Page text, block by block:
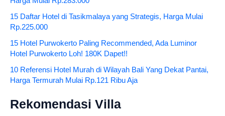
15 Daftar Hotel di Tasikmalaya yang Strategis, Harga Mulai
Rp.225.000
15 Hotel Purwokerto Paling Recommended, Ada Luminor
Hotel Purwokerto Loh! 180K Dapet!!
10 Referensi Hotel Murah di Wilayah Bali Yang Dekat Pantai,
Harga Termurah Mulai Rp.121 Ribu Aja
Rekomendasi Villa